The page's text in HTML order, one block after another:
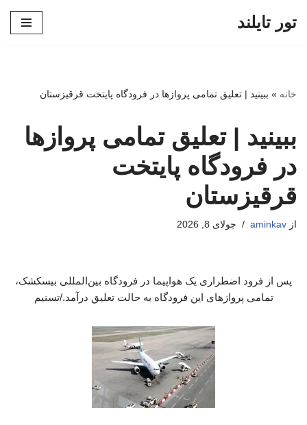
تور تایلند
خانه » ببینید | تعلیق تمامی پروازها در فرودگاه پایتخت قرقیزستان
ببینید | تعلیق تمامی پروازها
در فرودگاه پایتخت
قرقیزستان
از aminkav جولای 8, 2026
پس از فرود اضطراری یک هواپیما در فرودگاه بین‌المللی بیسکشک،
تمامی پروازهای این فرودگاه به حالت تعلیق درآمد./تسنیم